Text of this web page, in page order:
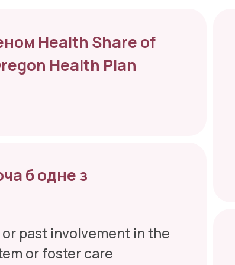
Health Share of
Health Plan
б одне з
past involvement in the
or foster care